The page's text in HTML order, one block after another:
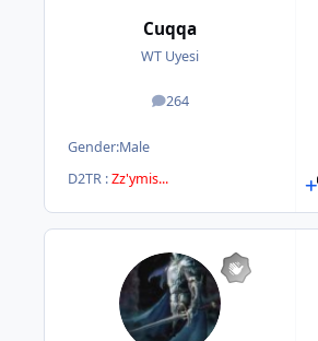
Cuqqa
WT Uyesi
264
posts
Gender:Male
D2TR :Zz'ymis...